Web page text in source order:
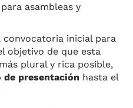
asambleas y
convocatoria inicial para
objetivo de que esta
plural y rica posible,
de presentación hasta el